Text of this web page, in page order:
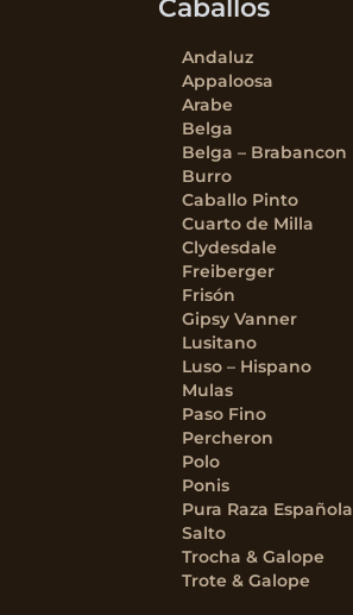
Caballos
Andaluz
Appaloosa
Arabe
Belga
Belga – Brabancon
Burro
Caballo Pinto
Cuarto de Milla
Clydesdale
Freiberger
Frisón
Gipsy Vanner
Lusitano
Luso – Hispano
Mulas
Paso Fino
Percheron
Polo
Ponis
Pura Raza Española
Salto
Trocha & Galope
Trote & Galope